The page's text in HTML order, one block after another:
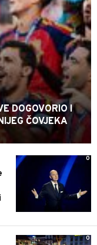
DOGOVORIO I
ČOVJEKA
0
0